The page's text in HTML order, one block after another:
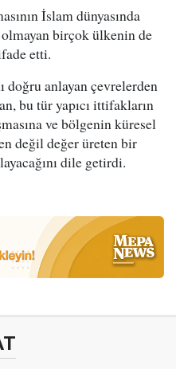
İslam dünyasında
birçok ülkenin de
etti.
doğru anlayan çevrelerden
bu tür yapıcı ittifakların
ve bölgenin küresel
değil değer üreten bir
dile getirdi.